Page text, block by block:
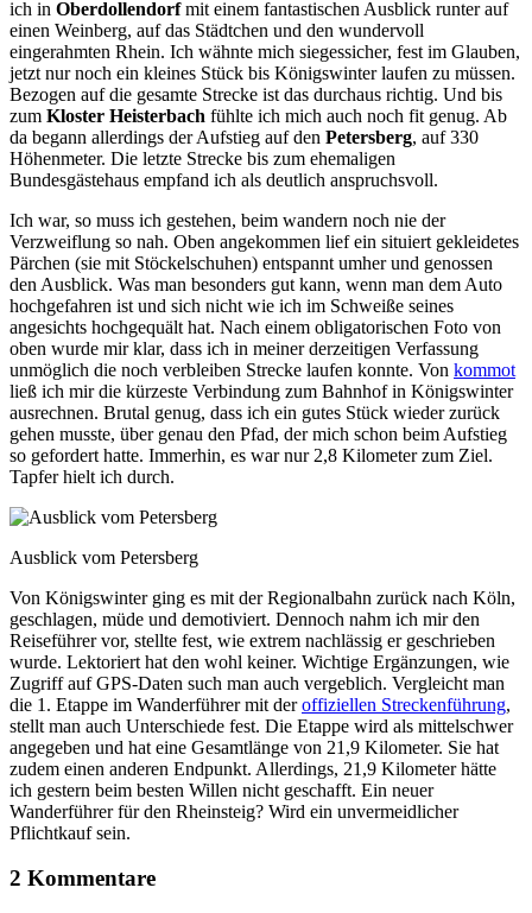
ich in Oberdollendorfmit einem fantastischen Ausblick runter auf
einen Weinberg, auf das Städtchen und den wundervoll
eingerahmten Rhein. Ich wähnte mich siegessicher, fest im Glauben,
jetzt nur noch ein kleines Stück bis Königswinter laufen zu müssen.
Bezogen auf die gesamte Strecke ist das durchaus richtig. Und bis
zum Kloster Heisterbach fühlte ich mich auch noch fit genug. Ab
da begann allerdings der Aufstieg auf den Petersberg, auf 330
Höhenmeter. Die letzte Strecke bis zum ehemaligen
Bundesgästehaus empfand ich als deutlich anspruchsvoll.
Ich war, so muss ich gestehen, beim wandern noch nie der
Verzweiflung so nah. Oben angekommen lief ein situiert gekleidetes
Pärchen (sie mit Stöckelschuhen) entspannt umher und genossen
den Ausblick. Was man besonders gut kann, wenn man dem Auto
hochgefahren ist und sich nicht wie ich im Schweiße seines
angesichts hochgequält hat. Nach einem obligatorischen Foto von
oben wurde mir klar, dass ich in meiner derzeitigen Verfassung
unmöglich die noch verbleiben Strecke laufen konnte. Von kommot
ließ ich mir die kürzeste Verbindung zum Bahnhof in Königswinter
ausrechnen. Brutal genug, dass ich ein gutes Stück wieder zurück
gehen musste, über genau den Pfad, der mich schon beim Aufstieg
so gefordert hatte. Immerhin, es war nur 2,8 Kilometer zum Ziel.
Tapfer hielt ich durch.
Ausblick vom Petersberg
Von Königswinter ging es mit der Regionalbahn zurück nach Köln,
geschlagen, müde und demotiviert. Dennoch nahm ich mir den
Reiseführer vor, stellte fest, wie extrem nachlässig er geschrieben
wurde. Lektoriert hat den wohl keiner. Wichtige Ergänzungen, wie
Zugriff auf GPS-Daten such man auch vergeblich. Vergleicht man
die 1. Etappe im Wanderführer mit deroffiziellen Streckenführung,
stellt man auch Unterschiede fest. Die Etappe wird als mittelschwer
angegeben und hat eine Gesamtlänge von 21,9 Kilometer. Sie hat
zudem einen anderen Endpunkt. Allerdings, 21,9 Kilometer hätte
ich gestern beim besten Willen nicht geschafft. Ein neuer
Wanderführer für den Rheinsteig? Wird ein unvermeidlicher
Pflichtkauf sein.
2 Kommentare